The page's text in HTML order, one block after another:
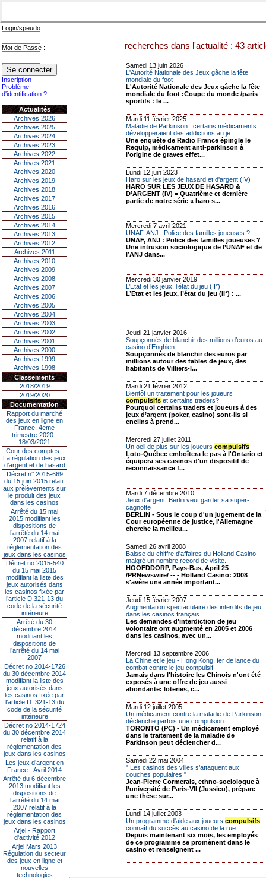
Login/speudo :
Mot de Passe :
Inscription
Problème
d'identification ?
Actualités
Archives 2026
Archives 2025
Archives 2024
Archives 2023
Archives 2022
Archives 2021
Archives 2020
Archives 2019
Archives 2018
Archives 2017
Archives 2016
Archives 2015
Archives 2014
Archives 2013
Archives 2012
Archives 2011
Archives 2010
Archives 2009
Archives 2008
Archives 2007
Archives 2006
Archives 2005
Archives 2004
Archives 2003
Archives 2002
Archives 2001
Archives 2000
Archives 1999
Archives 1998
Classements
2018/2019
2019/2020
Documentation
Rapport du marché
des jeux en ligne en
France, 4eme
trimestre 2020 -
18/03/2021
Cour des comptes -
La régulation des jeux
d’argent et de hasard
Décret n° 2015-669
du 15 juin 2015 relatif
aux prélèvements sur
le produit des jeux
dans les casinos
Arrêté du 15 mai
2015 modifiant les
dispositions de
l’arrêté du 14 mai
2007 relatif à la
réglementation des
jeux dans les casinos
Décret no 2015-540
du 15 mai 2015
modifiant la liste des
jeux autorisés dans
les casinos fixée par
l’article D.321-13 du
code de la sécurité
intérieure
Arrêté du 30
décembre 2014
modifiant les
dispositions de
l’arrêté du 14 mai
2007
Décret no 2014-1726
du 30 décembre 2014
modifiant la liste des
jeux autorisés dans
les casinos fixée par
l’article D. 321-13 du
code de la sécurité
intérieure
Décret no 2014-1724
du 30 décembre 2014
relatif à la
réglementation des
jeux dans les casinos
Les jeux d’argent en
France - Avril 2014
Arrêté du 6 décembre
2013 modifiant les
dispositions de
l’arrêté du 14 mai
2007 relatif à la
réglementation des
jeux dans les casinos
Arjel - Rapport
d'activité 2012
Arjel Mars 2013
Régulation du secteur
des jeux en ligne et
nouvelles
technologies
recherches dans l'actualité : 43
Samedi 13 juin 2026
L'Autorité Nationale des Jeux gâche la fête
mondiale du foot
L'Autorité Nationale des Jeux gâche la fête
mondiale du foot :Coupe du monde /paris
sportifs : le ...
Mardi 11 février 2025
Maladie de Parkinson : certains médicaments
développeraient des addictions au je...
Une enquête de Radio France épingle le
Requip, médicament anti-parkinson à
l'origine de graves effet...
Lundi 12 juin 2023
Haro sur les jeux de hasard et d'argent (IV)
HARO SUR LES JEUX DE HASARD &
D’ARGENT (IV) = Quatrième et dernière
partie de notre série « haro s...
Mercredi 7 avril 2021
UNAF, ANJ : Police des familles joueuses ?
UNAF, ANJ : Police des familles joueuses ?
Une intrusion sociologique de l’UNAF et de
l’ANJ dans...
Mercredi 30 janvier 2019
L’Etat et les jeux, l’état du jeu (II*) :
L’Etat et les jeux, l’état du jeu (II*) : ...
Jeudi 21 janvier 2016
Soupçonnés de blanchir des millions d’euros au
casino d’Enghien
Soupçonnés de blanchir des euros par
millions autour des tables de jeux, des
habitants de Villiers-l...
Mardi 21 février 2012
Bientôt un traitement pour les joueurs
compulsifs et certains traders?
Pourquoi certains traders et joueurs à des
jeux d’argent (poker, casino) sont-ils si
enclins à prend...
Mercredi 27 juillet 2011
Un oeil de plus sur les joueurs compulsifs
Loto-Québec emboîtera le pas à l'Ontario et
équipera ses casinos d'un dispositif de
reconnaissance f...
Mardi 7 décembre 2010
Jeux d'argent: Berlin veut garder sa super-
cagnotte
BERLIN - Sous le coup d'un jugement de la
Cour européenne de justice, l'Allemagne
cherche la meilleu...
Samedi 26 avril 2008
Baisse du chiffre d'affaires du Holland Casino
malgré un nombre record de visite...
HOOFDDORP, Pays-Bas, April 25
/PRNewswire/ -- - Holland Casino: 2008
s'avère une année important...
Jeudi 15 février 2007
Augmentation spectaculaire des interdits de jeu
dans les casinos français
Les demandes d'interdiction de jeu
volontaire ont augmenté en 2005 et 2006
dans les casinos, avec un...
Mercredi 13 septembre 2006
La Chine et le jeu - Hong Kong, fer de lance du
combat contre le jeu compulsif
Jamais dans l'histoire les Chinois n'ont été
exposés à une offre de jeu aussi
abondante: loteries, c...
Mardi 12 juillet 2005
Un médicament contre la maladie de Parkinson
déclenche parfois une compulsion
TORONTO (PC) - Un médicament employé
dans le traitement de la maladie de
Parkinson peut déclencher d...
Samedi 22 mai 2004
" Les casinos des villes s’attaquent aux
couches populaires "
Jean-Pierre Cormerais, ethno-sociologue à
l’université de Paris-VII (Jussieu), prépare
une thèse sur...
Lundi 14 juillet 2003
Un programme d'aide aux joueurs compulsifs
connaît du succès au casino de la rue...
Depuis maintenant six mois, les employés
de ce programme se promènent dans le
casino et renseignent ...